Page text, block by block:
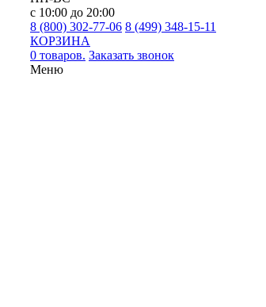
с 10:00 до 20:00
8 (800) 302-77-06 8 (499) 348-15-11
КОРЗИНА
0 товаров. Заказать звонок
Меню